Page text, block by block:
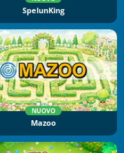
SpelunKing
NUOVO
Mazoo